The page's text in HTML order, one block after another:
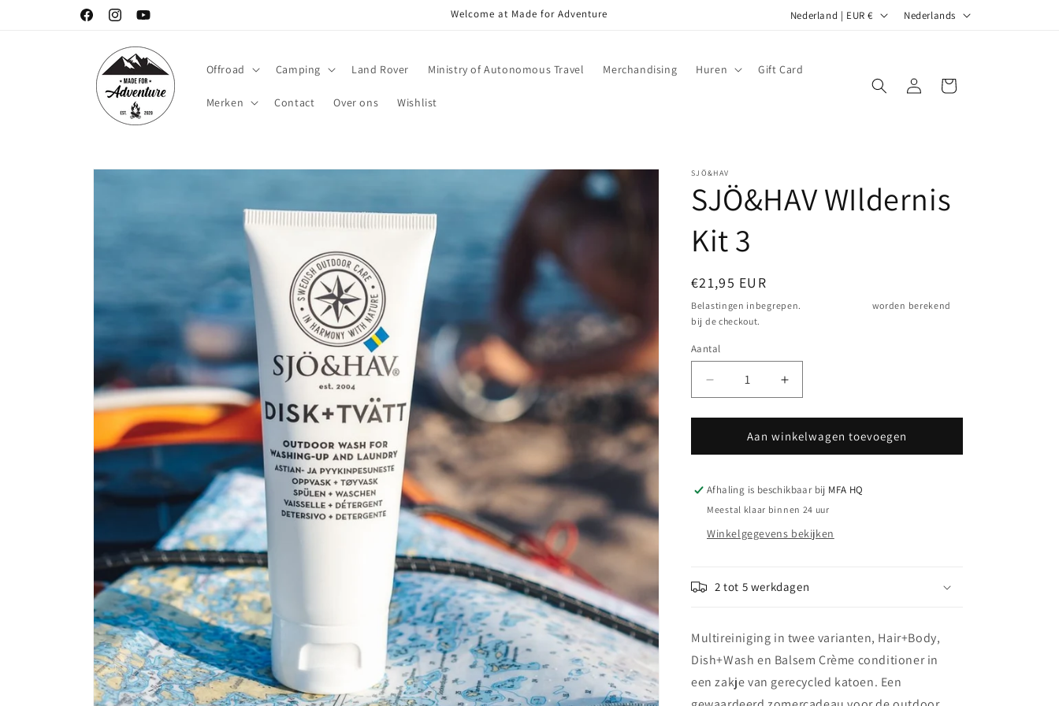
FacebookInstagramYouTube
Welcome at Made for Adventure
n
i
Nederland | EUR € Nederlands
Offroad Camping Land Rover Ministry of Autonomous Travel Merchandising Huren Gift Card
Merken Contact Over ons Wishlist
InloggenWinkelwagen
SJÖ&HAV
SJÖ&HAV WIldernis
Kit 3
Normale
prijs
€21,95 EUR
Belastingen inbegrepen.
worden berekend
bij de checkout.
Aantal
Aantal
Aantal
verlagen
voor
SJÖ&amp;HAV
WIldernis
3
Aantal
verhogen
voor
SJÖ&amp;HAV
WIldernis
3
Aan winkelwagen toevoegen
Afhaling is beschikbaar bij MFA HQ
Meestal klaar binnen 24 uur
Winkelgegevens bekijken
2 tot 5 werkdagen
Multireiniging in twee varianten, Hair+Body,
Dish+Wash en Balsem Crème conditioner in
een zakje van gerecycled katoen. Een